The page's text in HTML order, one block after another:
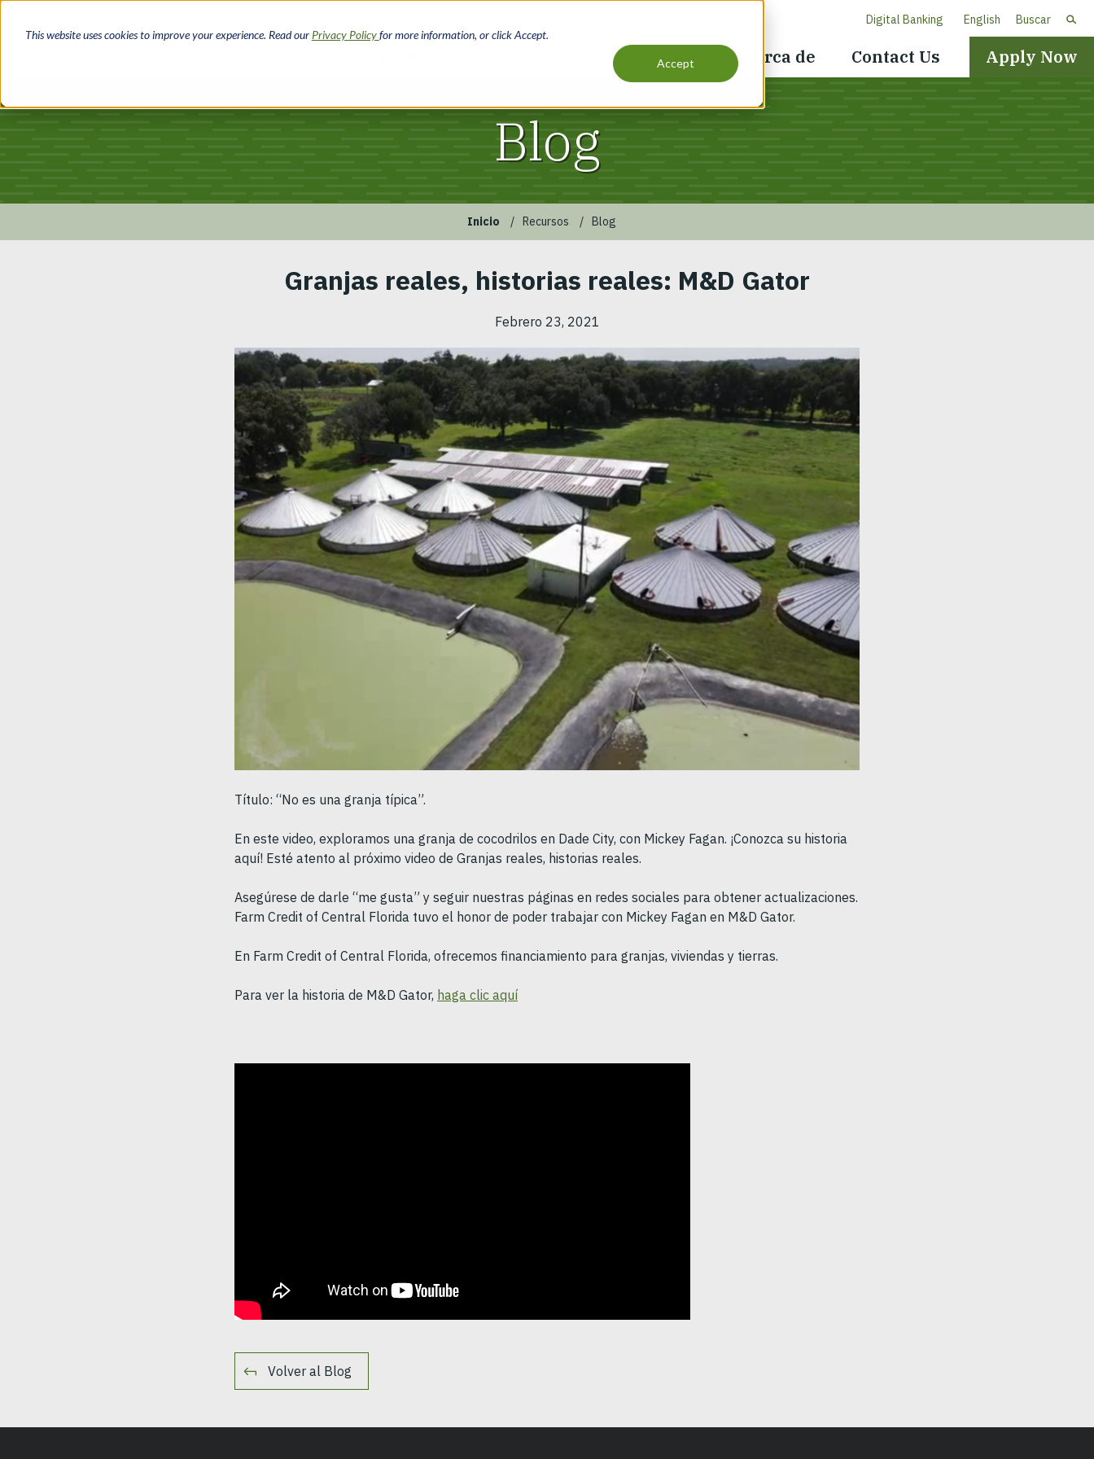
This website uses cookies to improve your experience. Read our Privacy Policyfor more information, or click Accept.
Accept
navigation
Recursos Acerca de Contact Us Apply Now
Header
Navigation
Digital Banking English Buscar
Blog
Inicio Recursos Blog
Granjas reales, historias reales: M&D Gator
Febrero 23, 2021
Título: “No es una granja típica”.
En este video, exploramos una granja de cocodrilos en Dade City, con Mickey Fagan. ¡Conozca su historia
aquí! Esté atento al próximo video de Granjas reales, historias reales.
Asegúrese de darle “me gusta” y seguir nuestras páginas en redes sociales para obtener actualizaciones.
Farm Credit of Central Florida tuvo el honor de poder trabajar con Mickey Fagan en M&D Gator.
En Farm Credit of Central Florida, ofrecemos financiamiento para granjas, viviendas y tierras.
Para ver la historia de M&D Gator, haga clic aquí
Volver al Blog